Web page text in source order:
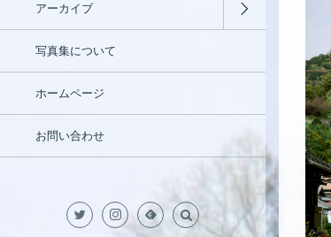
アーカイブ
写真集について
ホームページ
お問い合わせ